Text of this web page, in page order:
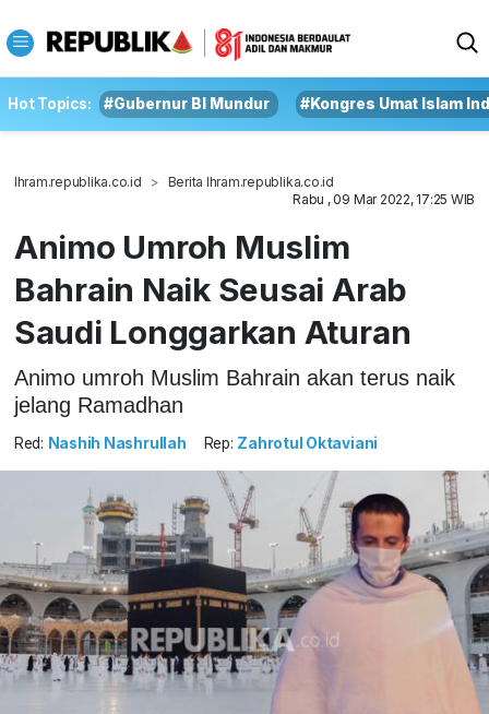
Hot Topics: #Gubernur BI Mundur #Kongres Umat Islam
Ihram.republika.co.id
Berita Ihram.republika.co.id
Rabu , 09 Mar 2022, 17:25 WIB
Animo Umroh Muslim
Bahrain Naik Seusai Arab
Saudi Longgarkan Aturan
Animo umroh Muslim Bahrain akan terus naik
jelang Ramadhan
Red: Nashih Nashrullah Rep: Zahrotul Oktaviani